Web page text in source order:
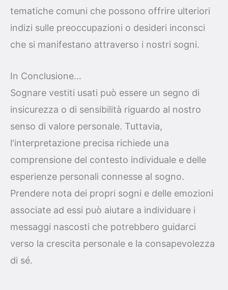
tematiche comuni che possono offrire ulteriori
indizi sulle preoccupazioni o desideri inconsci
che si manifestano attraverso i nostri sogni.
In Conclusione...
Sognare vestiti usati può essere un segno di
insicurezza o di sensibilità riguardo al nostro
senso di valore personale. Tuttavia,
l'interpretazione precisa richiede una
comprensione del contesto individuale e delle
esperienze personali connesse al sogno.
Prendere nota dei propri sogni e delle emozioni
associate ad essi può aiutare a individuare i
messaggi nascosti che potrebbero guidarci
verso la crescita personale e la consapevolezza
di sé.